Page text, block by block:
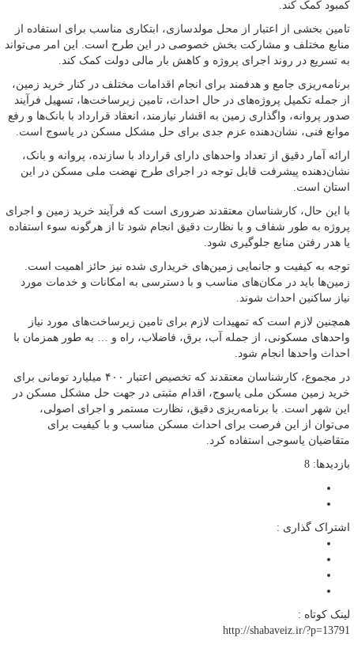
کمبود کمک کند.
تامین بخشی از اعتبار از محل مولدسازی، ابتکاری مناسب برای استفاده از
منابع مختلف و مشارکت بخش خصوصی در این طرح است. این امر می‌تواند
به تسریع در روند اجرای پروژه و کاهش بار مالی دولت کمک کند.
برنامه‌ریزی جامع و هدفمند برای انجام اقدامات مختلف در کنار خرید زمین،
از جمله تکمیل پروژه‌های در حال احداث، تامین زیرساخت‌ها، تسهیل فرآیند
صدور پروانه، واگذاری زمین به اقشار نیازمند، انعقاد قرارداد با بانک‌ها و رفع
موانع فنی، نشان‌دهنده عزم جدی برای حل مشکل مسکن در یاسوج است.
ارائه آمار دقیق از تعداد واحدهای دارای قرارداد با سازنده، پروانه و بانک،
نشان‌دهنده پیشرفت قابل توجه در اجرای طرح نهضت ملی مسکن در این
استان است.
با این حال، کارشناسان معتقدند ضروری است که فرآیند خرید زمین و اجرای
پروژه به طور شفاف و با نظارت دقیق انجام شود تا از هرگونه سوء استفاده
یا هدر رفتن منابع جلوگیری شود.
توجه به کیفیت و جانمایی زمین‌های خریداری شده نیز حائز اهمیت است.
زمین‌ها باید در مکان‌های مناسب و با دسترسی به امکانات و خدمات مورد
نیاز ساکنین احداث شوند.
همچنین لازم است که تمهیدات لازم برای تامین زیرساخت‌های مورد نیاز
واحدهای مسکونی، از جمله آب، برق، فاضلاب، راه و … به طور همزمان با
احداث واحدها انجام شود.
در مجموع، کارشناسان معتقدند که تخصیص اعتبار ۴۰۰ میلیارد تومانی برای
خرید زمین مسکن ملی یاسوج، اقدام مثبتی در جهت حل مشکل مسکن در
این شهر است. با برنامه‌ریزی دقیق، نظارت مستمر و اجرای اصولی،
می‌توان از این فرصت برای احداث مسکن مناسب و با کیفیت برای
متقاضیان یاسوجی استفاده کرد.
بازدیدها: 8
اشتراک گذاری :
لینک کوتاه :
http://shabaveiz.ir/?p=13791